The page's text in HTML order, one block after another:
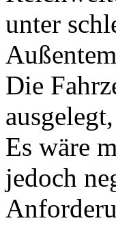
unter
Die
Es wäre
jedoch